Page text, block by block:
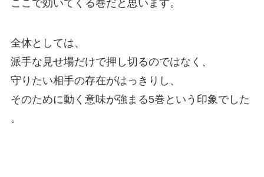
ここで効いてくる巻だと思います。
全体としては、
派手な見せ場だけで押し切るのではなく、
守りたい相手の存在がはっきりし、
そのために動く意味が強まる5巻という印象でした
。